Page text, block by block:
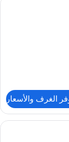
الغرف والأسعار